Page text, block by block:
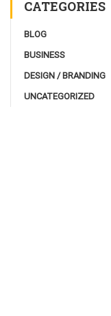
CATEGORIES
BLOG
BUSINESS
DESIGN / BRANDING
UNCATEGORIZED